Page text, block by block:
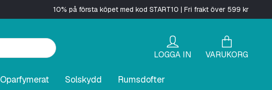
10% på första köpet med kod START10 | Fri frakt över 599 kr
LOGGA IN VARUKORG
Oparfymerat Solskydd
Rumsdofter